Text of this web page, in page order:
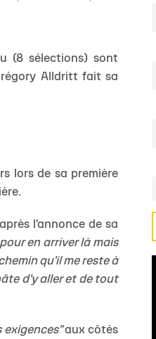
(8 sélections) sont
Alldritt fait sa
lors de sa première
l'annonce de sa
en arriver là mais
qu'il me reste à
d'y aller et de tout
exigences"aux côtés